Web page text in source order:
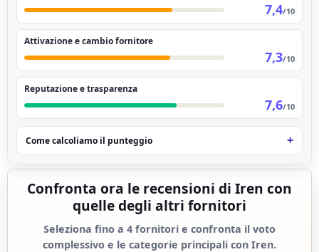
7,4/10
Attivazione e cambio fornitore
7,3/10
Reputazione e trasparenza
7,6/10
Come calcoliamo il punteggio
Confronta ora le recensioni di Iren con
quelle degli altri fornitori
Seleziona fino a 4 fornitori e confronta il voto
complessivo e le categorie principali con Iren.